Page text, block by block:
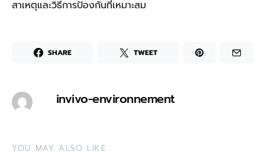
สาเหตุและวิธีการป้องกันที่เหมาะสม
SHARE TWEET
invivo-environnement
YOU MAY ALSO LIKE